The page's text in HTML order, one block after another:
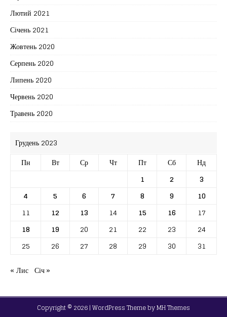
Лютий 2021
Січень 2021
Жовтень 2020
Серпень 2020
Липень 2020
Червень 2020
Травень 2020
Грудень 2023
Пн
Вт Ср Чт Пт Сб
Нд
1
2
3
4
5 6 7 8 9
10
11
12 13 14 15 16
17
18
19 20 21 22 23
24
25
26 27 28 29 30
31
« Лис Січ »
Copyright © 2026 | WordPress Theme byMH Themes